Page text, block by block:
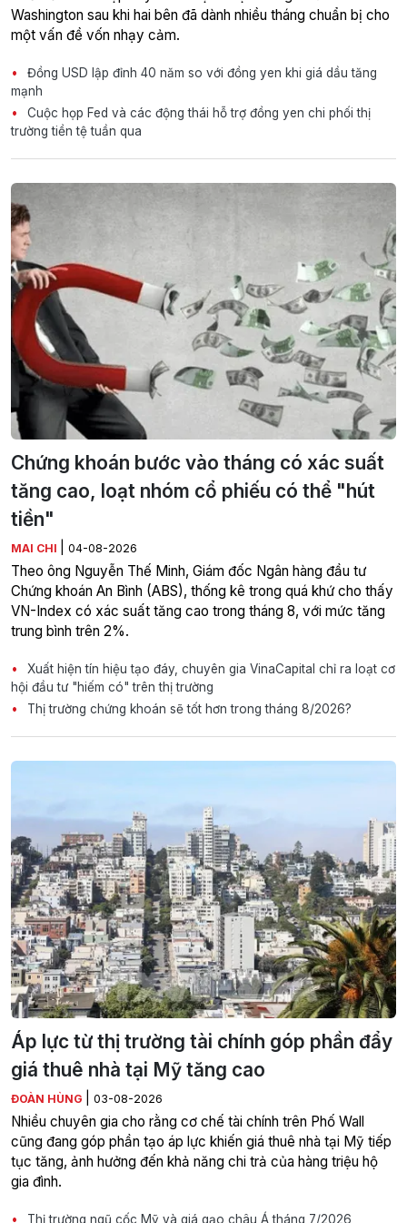
Washington sau khi hai bên đã dành nhiều tháng chuẩn bị cho
một vấn đề vốn nhạy cảm.
Đồng USD lập đỉnh 40 năm so với đồng yen khi giá dầu tăng
mạnh
Cuộc họp Fed và các động thái hỗ trợ đồng yen chi phối thị
trường tiền tệ tuần qua
Chứng khoán bước vào tháng có xác suất
tăng cao, loạt nhóm cổ phiếu có thể "hút
tiền"
MAI CHI 04-08-2026
Theo ông Nguyễn Thế Minh, Giám đốc Ngân hàng đầu tư
Chứng khoán An Bình (ABS), thống kê trong quá khứ cho thấy
VN-Index có xác suất tăng cao trong tháng 8, với mức tăng
trung bình trên 2%.
Xuất hiện tín hiệu tạo đáy, chuyên gia VinaCapital chỉ ra loạt cơ
hội đầu tư "hiếm có" trên thị trường
Thị trường chứng khoán sẽ tốt hơn trong tháng 8/2026?
Áp lực từ thị trường tài chính góp phần đẩy
giá thuê nhà tại Mỹ tăng cao
ĐOÀN HÙNG 03-08-2026
Nhiều chuyên gia cho rằng cơ chế tài chính trên Phố Wall
cũng đang góp phần tạo áp lực khiến giá thuê nhà tại Mỹ tiếp
tục tăng, ảnh hưởng đến khả năng chi trả của hàng triệu hộ
gia đình.
Thị trường ngũ cốc Mỹ và giá gạo châu Á tháng 7/2026